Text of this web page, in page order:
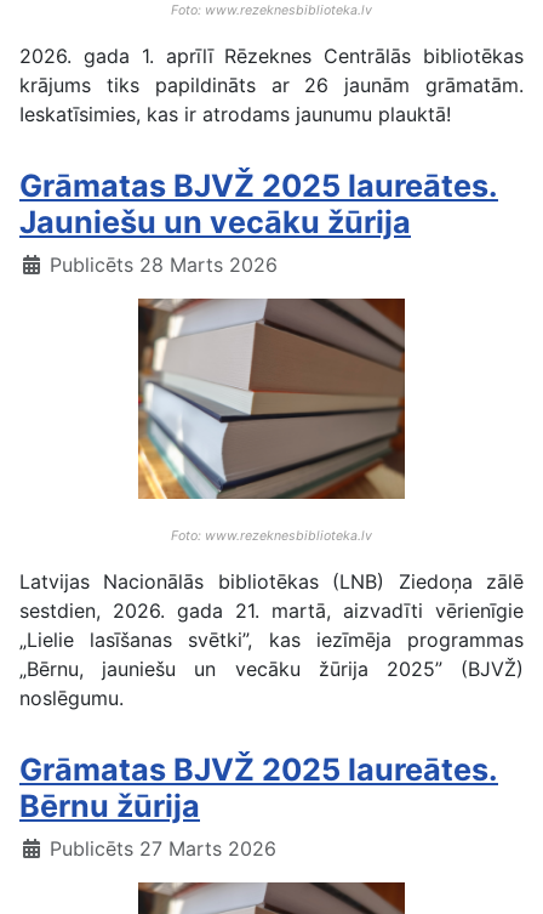
Foto: www.rezeknesbiblioteka.lv
2026. gada 1. aprīlī Rēzeknes Centrālās bibliotēkas
krājums tiks papildināts ar 26 jaunām grāmatām.
Ieskatīsimies, kas ir atrodams jaunumu plauktā!
Grāmatas BJVŽ 2025 laureātes.
Jauniešu un vecāku žūrija
Publicēts 28 Marts 2026
Foto: www.rezeknesbiblioteka.lv
Latvijas Nacionālās bibliotēkas (LNB) Ziedoņa zālē
sestdien, 2026. gada 21. martā, aizvadīti vērienīgie
„Lielie lasīšanas svētki”, kas iezīmēja programmas
„Bērnu, jauniešu un vecāku žūrija 2025” (BJVŽ)
noslēgumu.
Grāmatas BJVŽ 2025 laureātes.
Bērnu žūrija
Publicēts 27 Marts 2026